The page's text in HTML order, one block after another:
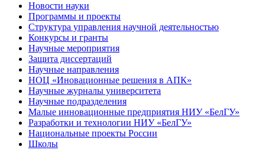
Новости науки
Программы и проекты
Структура управления научной деятельностью
Конкурсы и гранты
Научные мероприятия
Защита диссертаций
Научные направления
НОЦ «Иновационные решения в АПК»
Научные журналы университета
Научные подразделения
Малые инновационные предприятия НИУ «БелГУ»
Разработки и технологии НИУ «БелГУ»
Национальные проекты России
Школы